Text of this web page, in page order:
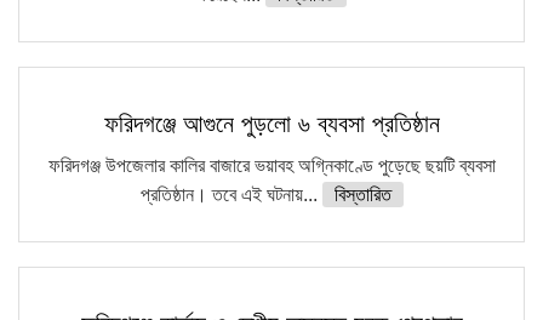
ফরিদগঞ্জে আগুনে পুড়লো ৬ ব্যবসা প্রতিষ্ঠান
ফরিদগঞ্জ উপজেলার কালির বাজারে ভয়াবহ অগ্নিকাণ্ডে পুড়েছে ছয়টি ব্যবসা
প্রতিষ্ঠান। তবে এই ঘটনায়...
বিস্তারিত